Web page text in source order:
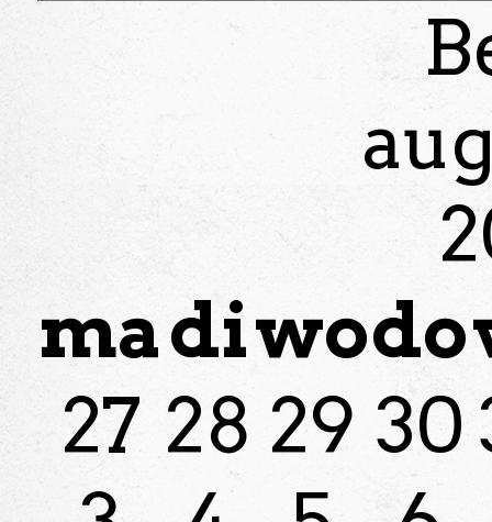
madiwodo
27 28 29 30